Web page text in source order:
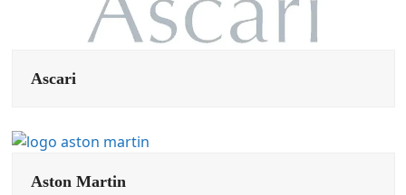
Ascari
Aston Martin